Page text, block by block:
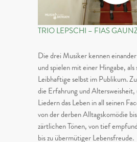
TRIO LEPSCHI – FIAS
Die drei Musiker kennen
und spielen mit einer Hingabe,
Leibhaftige selbst im Publikum.
die Erfahrung und Altersweisheit,
Liedern das Leben in all seinen
von der derben Alltagskomödie
zärtlichen Tönen, von tief
bis zu übermütiger Lebensfreude.